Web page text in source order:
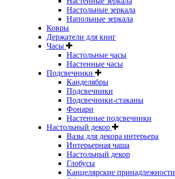
Настольные зеркала
Напольные зеркала
Ковры
Держатели для книг
Часы
Настольные часы
Настенные часы
Подсвечники
Канделябры
Подсвечники
Подсвечники-стаканы
Фонари
Настенные подсвечники
Настольный декор
Вазы для декора интерьера
Интерьерная чаша
Настольный декор
Глобусы
Канцелярские принадлежности